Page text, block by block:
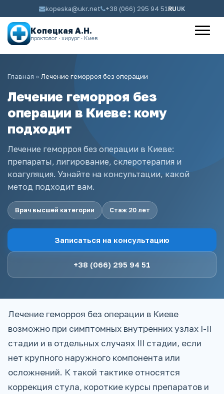
kopeska@ukr.net +38 (066) 295 94 51RUUK
Копецкая А.Н.
проктолог · хирург · Киев
Главная » Лечение геморроя без операции
Лечение геморроя без
операции в Киеве: кому
подходит
Лечение геморроя без операции в Киеве:
препараты, лигирование, склеротерапия и
коагуляция. Узнайте на консультации, какой
метод подходит вам.
Врач высшей категории Стаж 20 лет
Записаться на консультацию
+38 (066) 295 94 51
Лечение геморроя без операции в Киеве
возможно при симптомных внутренних узлах I-II
стадии и в отдельных случаях III стадии, если
нет крупного наружного компонента или
осложнений. К такой тактике относятся
коррекция стула, короткие курсы препаратов и